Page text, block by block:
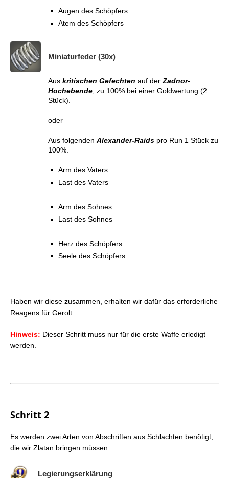
Augen des Schöpfers
Atem des Schöpfers
Miniaturfeder (30x)
Aus kritischen Gefechten auf der Zadnor-
Hochebende , zu 100% bei einer Goldwertung (2
Stück).
oder
Aus folgenden Alexander-Raids pro Run 1 Stück zu
100%.
Arm des Vaters
Last des Vaters
Arm des Sohnes
Last des Sohnes
Herz des Schöpfers
Seele des Schöpfers
Haben wir diese zusammen, erhalten wir dafür das erforderliche
Reagens für Gerolt.
Hinweis: Dieser Schritt muss nur für die erste Waffe erledigt
werden.
Schritt 2
Es werden zwei Arten von Abschriften aus Schlachten benötigt,
die wir Zlatan bringen müssen.
Legierungserklärung